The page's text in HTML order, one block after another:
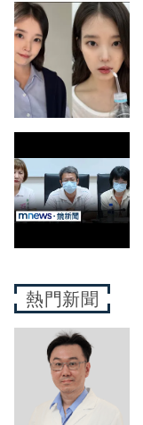
熱門新聞